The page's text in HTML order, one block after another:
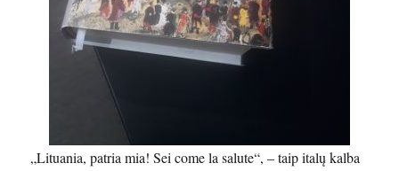
„Lituania, patria mia! Sei come la salute“, – taip italų kalba